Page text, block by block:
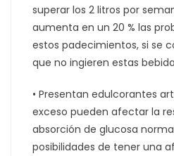
superar los 2 litros por
aumenta en un 20 % las
estos padecimientos, si se
que no ingieren estas
• Presentan edulcorantes
exceso pueden afectar la
absorción de glucosa
posibilidades de tener una